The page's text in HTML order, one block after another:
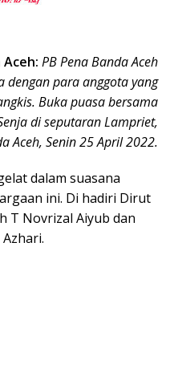
Aceh: PB Pena Banda Aceh
dengan para anggota yang
Buka puasa bersama
di seputaran Lampriet,
Aceh, Senin 25 April 2022.
dalam suasana
ini. Di hadiri Dirut
T Novrizal Aiyub dan